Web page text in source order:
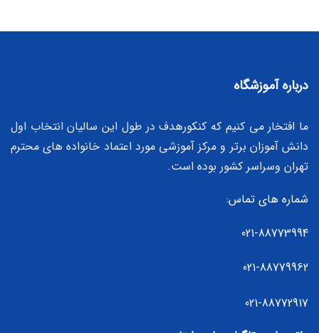
درباره آموزشگاه
ما افتخار می کنیم که کنکورهدف در طول این سالیان انتخاب اول
دانش آموزان برتر و مرکز آموزشی مورد اعتماد خانواده های محترم
تهران وسراسر کشور بوده است.
شماره های تماس:
021-88773994
021-88779962
021-88772917